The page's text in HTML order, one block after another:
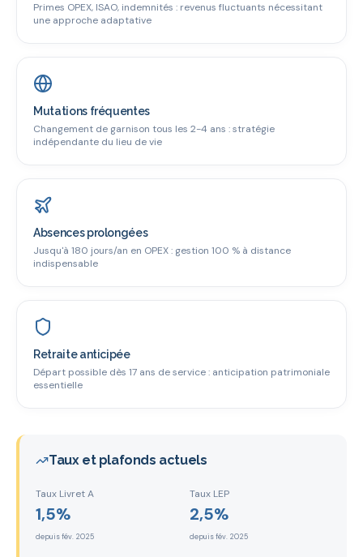
Primes OPEX, ISAO, indemnités : revenus fluctuants nécessitant
une approche adaptative
Mutations fréquentes
Changement de garnison tous les 2-4 ans : stratégie
indépendante du lieu de vie
Absences prolongées
Jusqu'à 180 jours/an en OPEX : gestion 100 % à distance
indispensable
Retraite anticipée
Départ possible dès 17 ans de service : anticipation patrimoniale
essentielle
Taux et plafonds actuels
Taux Livret A
1,5%
depuis fév. 2025
Taux LEP
2,5%
depuis fév. 2025